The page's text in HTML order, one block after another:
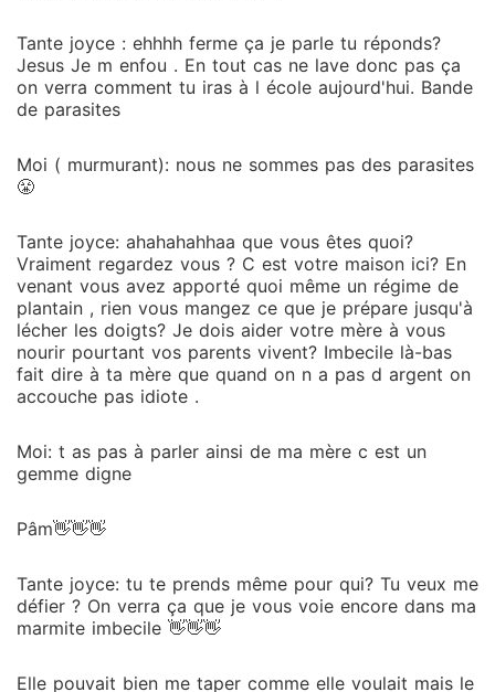
Tante joyce : ehhhh ferme ça je parle tu réponds?
Jesus Je m enfou . En tout cas ne lave donc pas ça
on verra comment tu iras à l école aujourd'hui. Bande
de parasites
Moi ( murmurant): nous ne sommes pas des parasites
😤
Tante joyce: ahahahahhaa que vous êtes quoi?
Vraiment regardez vous ? C est votre maison ici? En
venant vous avez apporté quoi même un régime de
plantain , rien vous mangez ce que je prépare jusqu'à
lécher les doigts? Je dois aider votre mère à vous
nourir pourtant vos parents vivent? Imbecile là-bas
fait dire à ta mère que quand on n a pas d argent on
accouche pas idiote .
Moi: t as pas à parler ainsi de ma mère c est un
gemme digne
Pâm👋👋👋
Tante joyce: tu te prends même pour qui? Tu veux me
défier ? On verra ça que je vous voie encore dans ma
marmite imbecile 👋👋👋
Elle pouvait bien me taper comme elle voulait mais le